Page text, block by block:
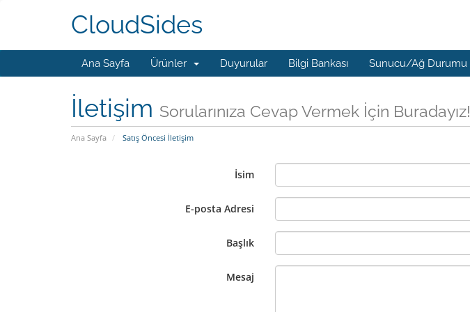
CloudSides
Ana Sayfa Ürünler Duyurular Bilgi Bankası Sunucu/Ağ Durumu
İletişim Sorularınıza Cevap Vermek İçin Buradayız!
Ana Sayfa Satış Öncesi İletişim
İsim
E-posta Adresi
Başlık
Mesaj